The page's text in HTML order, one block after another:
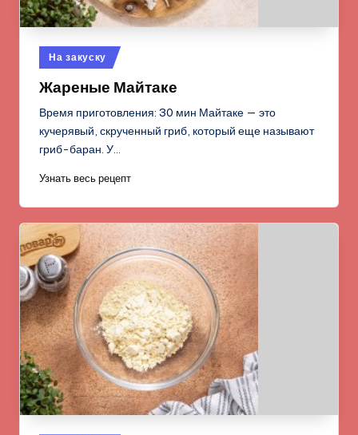
Опубликовано
в
На закуску
Жареные Майтаке
Время приготовления: 30 мин Майтаке — это
кучерявый, скрученный гриб, который еще называют
гриб-баран. У…
Узнать весь рецепт